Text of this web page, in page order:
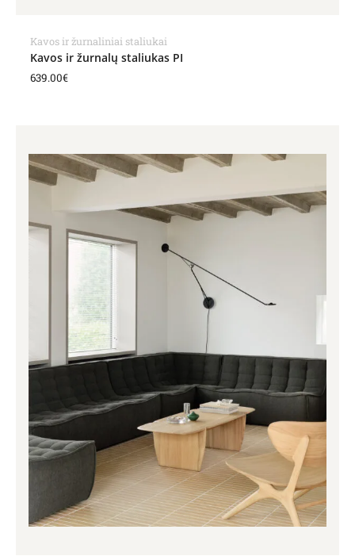
Kavos ir žurnaliniai staliukai
Kavos ir žurnalų staliukas PI
639.00€